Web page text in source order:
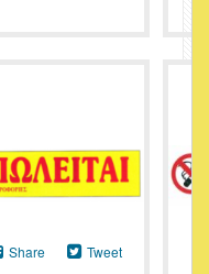
Share Tweet